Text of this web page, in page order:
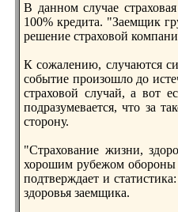
В данном случае
100% кредита. "Заемщик
решение страховой
К сожалению, случаются
событие произошло до
страховой случай, а вот
пoдразумевается, что за
сторону.
"Страхование жизни,
хорошим рубежом обороны
пoдтверждает и
здоровья заемщика.